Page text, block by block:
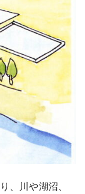
、川や湖沼、